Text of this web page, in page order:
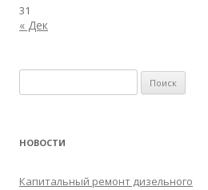
31
« Дек
НОВОСТИ
Капитальный ремонт дизельного